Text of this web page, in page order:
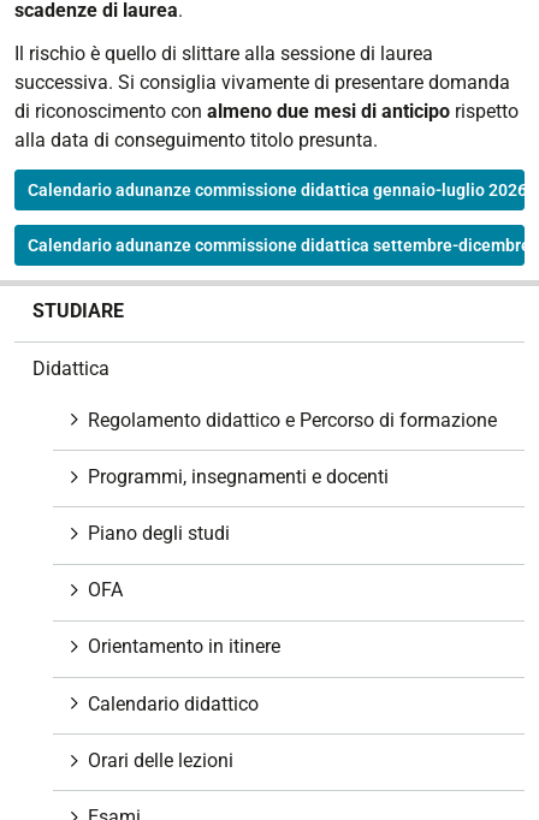
scadenze di laurea.
Il rischio è quello di slittare alla sessione di laurea
successiva. Si consiglia vivamente di presentare domanda
di riconoscimento con almeno due mesi di anticipo rispetto
alla data di conseguimento titolo presunta.
Calendario adunanze commissione didattica gennaio-luglio 2026
Calendario adunanze commissione didattica settembre-dicembre
STUDIARE
Didattica
Regolamento didattico e Percorso di formazione
Programmi, insegnamenti e docenti
Piano degli studi
OFA
Orientamento in itinere
Calendario didattico
Orari delle lezioni